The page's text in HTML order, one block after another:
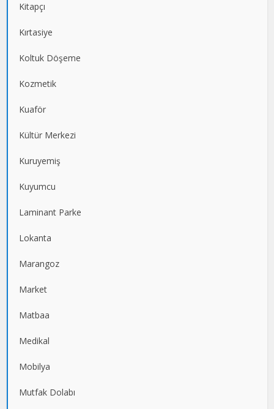
Kitapçı
Kırtasiye
Koltuk Döşeme
Kozmetik
Kuaför
Kültür Merkezi
Kuruyemiş
Kuyumcu
Laminant Parke
Lokanta
Marangoz
Market
Matbaa
Medikal
Mobilya
Mutfak Dolabı